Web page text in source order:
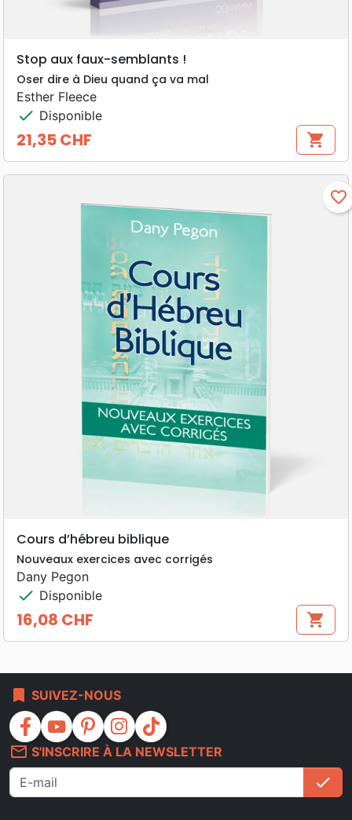
Stop aux faux-semblants !
Oser dire à Dieu quand ça va mal
Esther Fleece
check Disponible
Prix
21,35 CHF shopping_cart
favorite_border
Cours d’hébreu biblique
Nouveaux exercices avec corrigés
Dany Pegon
check Disponible
Prix
16,08 CHF shopping_cart
bookmark SUIVEZ-NOUS
facebook youtube pinterest instagram
tiktok
mail_outline S'INSCRIRE À LA NEWSLETTER
check